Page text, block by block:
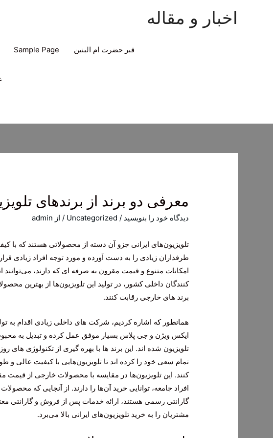
اخبار و مقاله
قبر حضرت ام البنین Sample Page
معرفی دو برند از برندهای
دیدگاه‌ خود را بنویسید /
Uncategorized / از admin
تلویزیون‌های ایرانی جزو آن دسته از محصولاتی هستند که با
طرفداران زیادی را به دست آورده و مورد توجه افراد زیادی قرار
امکانات متنوع و قیمت مقرون به صرفه ای که دارند، می‌توانند
کنندگان داخلی کشور، در تولید این تلویزیون‌ها از بهترین
برند های خارجی رقابت کنند.
همانطور که اشاره کردیم، شرکت های داخلی زیادی اقدام به
ایکس ویژن و جی پلاس بسیار موفق عمل کرده و تبدیل به محبوب
تلویزیون شده اند. این برند ها با بهره گیری از تکنولوژی های
تمام سعی خود را کرده اند تا تلویزیون‌هایی با کیفیت عالی و
کنند. این تلویزیون‌ها در مقایسه با محصولات خارجی از قیمت
افراد جامعه، توانایی خرید آن‌ها را دارند. از آنجایی که
گارانتی رسمی هستند، ارائه خدمات پس از فروش و گارانتی
مشتریان را به خرید تلویزیون‌های ایرانی بالا می‌برد.